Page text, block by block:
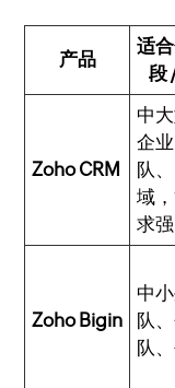
产品
适
段
Zoho CRM
中
企
队
域
求强
Zoho Bigin
中
队
队